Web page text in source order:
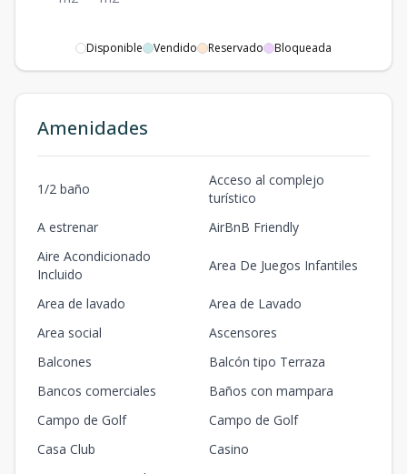
Disponible Vendido Reservado Bloqueada
Amenidades
1/2 baño
Acceso al complejo
turístico
A estrenar
AirBnB Friendly
Aire Acondicionado
Incluido
Area De Juegos Infantiles
Area de lavado
Area de Lavado
Area social
Ascensores
Balcones
Balcón tipo Terraza
Bancos comerciales
Baños con mampara
Campo de Golf
Campo de Golf
Casa Club
Casino